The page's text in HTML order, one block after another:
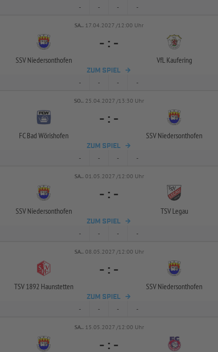
- - - -
SA.. 17.04.2027 /12:00 Uhr
SSV Niedersonthofen
- : -
VfL Kaufering
ZUM SPIEL
- - - -
SO.. 25.04.2027 /13:30 Uhr
FC Bad Wörishofen
- : -
SSV Niedersonthofen
ZUM SPIEL
- - - -
SA.. 01.05.2027 /12:00 Uhr
SSV Niedersonthofen
- : -
TSV Legau
ZUM SPIEL
- - - -
SA.. 08.05.2027 /12:00 Uhr
TSV 1892 Haunstetten
- : -
SSV Niedersonthofen
ZUM SPIEL
- - - -
SA.. 15.05.2027 /12:00 Uhr
- : -